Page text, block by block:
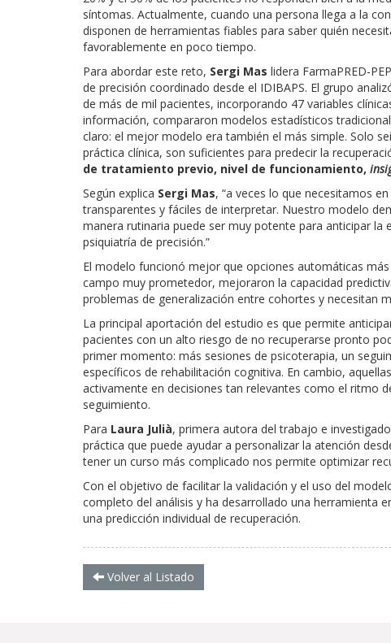
síntomas. Actualmente, cuando una persona llega a la
disponen de herramientas fiables para saber quién
favorablemente en poco tiempo.
Para abordar este reto, Sergi Mas lidera FarmaPRED-
de precisión coordinado desde el IDIBAPS. El grupo
de más de mil pacientes, incorporando 47 variables
información, compararon modelos estadísticos
claro: el mejor modelo era también el más simple. Solo
práctica clínica, son suficientes para predecir la
de tratamiento previo, nivel de funcionamiento,
Según explica Sergi Mas, “a veces lo que necesitamos
transparentes y fáciles de interpretar. Nuestro modelo
manera rutinaria puede ser muy potente para anticipar la
psiquiatría de precisión.”
El modelo funcionó mejor que opciones automáticas
campo muy prometedor, mejoraron la capacidad
problemas de generalización entre cohortes y necesitan
La principal aportación del estudio es que permite
pacientes con un alto riesgo de no recuperarse pronto
primer momento: más sesiones de psicoterapia, un
específicos de rehabilitación cognitiva. En cambio,
activamente en decisiones tan relevantes como el ritmo
seguimiento.
Para Laura Julià, primera autora del trabajo e
práctica que puede ayudar a personalizar la atención
tener un curso más complicado nos permite optimizar
Con el objetivo de facilitar la validación y el uso del
completo del análisis y ha desarrollado una herramienta
una predicción individual de recuperación.
Volver al Listado